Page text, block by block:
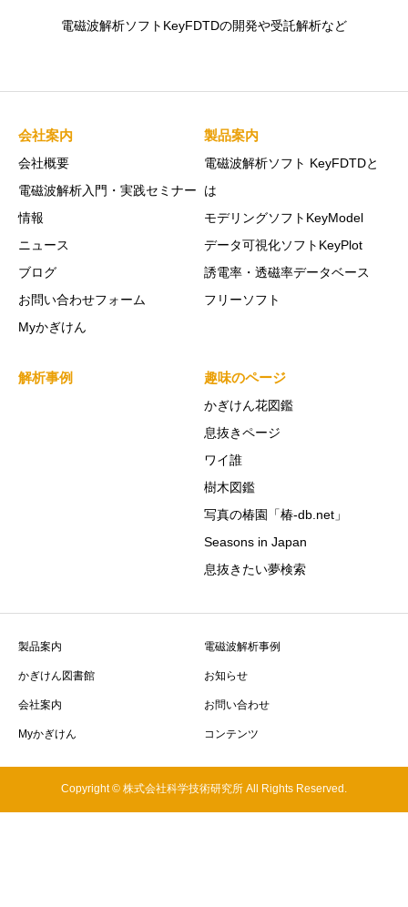
電磁波解析ソフトKeyFDTDの開発や受託解析など
会社案内
会社概要
電磁波解析入門・実践セミナー
情報
ニュース
ブログ
お問い合わせフォーム
Myかぎけん
製品案内
電磁波解析ソフト KeyFDTDと
は
モデリングソフトKeyModel
データ可視化ソフトKeyPlot
誘電率・透磁率データベース
フリーソフト
解析事例 趣味のページ
かぎけん花図鑑
息抜きページ
ワイ誰
樹木図鑑
写真の椿園「椿-db.net」
Seasons in Japan
息抜きたい夢検索
製品案内 電磁波解析事例
かぎけん図書館 お知らせ
会社案内 お問い合わせ
Myかぎけん コンテンツ
Copyright © 株式会社科学技術研究所 All Rights Reserved.